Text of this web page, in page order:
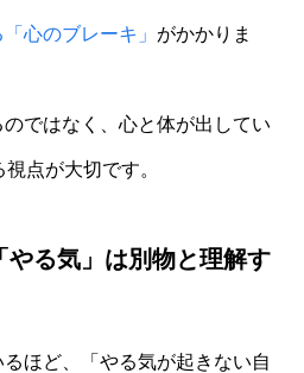
心のブレーキ」 がかかりま
ではなく、心と体が出してい
点が大切です。
やる気」は別物と理解す
ほど、「やる気が起きない自